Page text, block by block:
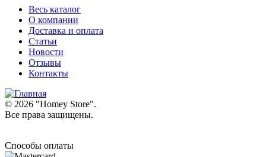
Весь каталог
О компании
Доставка и оплата
Статьи
Новости
Отзывы
Контакты
© 2026 "Homey Store".
Все права защищены.
Способы оплаты